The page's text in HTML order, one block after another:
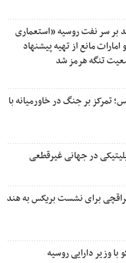
بر سر نفت روسیه «استعماری
مانع از تهیه پیشنهاد
تنگه هرمز شد
تمرکز بر جنگ در خاورمیانه با
در جهانی غیرقطعی
برای نشست بریکس به هند
با وزیر دارایی روسیه